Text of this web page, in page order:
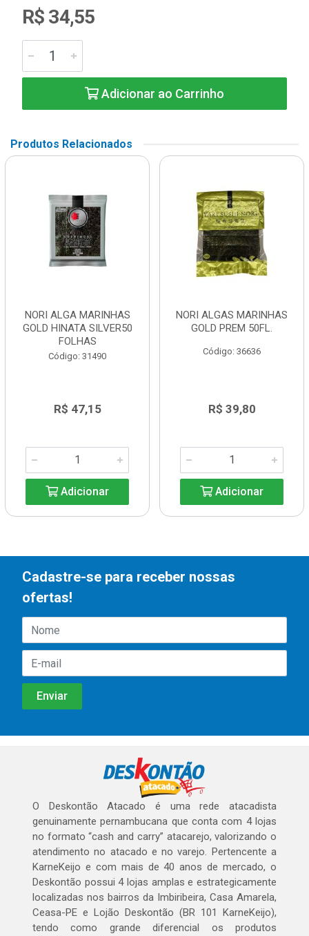
R$ 34,55
Adicionar ao Carrinho
Produtos Relacionados
NORI ALGA MARINHAS
GOLD HINATA SILVER50
FOLHAS
Código: 31490
R$ 47,15
Adicionar
NORI ALGAS MARINHAS
GOLD PREM 50FL.
Código: 36636
R$ 39,80
Adicionar
Cadastre-se para receber nossas
ofertas!
O Deskontão Atacado é uma rede atacadista
genuinamente pernambucana que conta com 4 lojas
no formato “cash and carry” atacarejo, valorizando o
atendimento no atacado e no varejo. Pertencente a
KarneKeijo e com mais de 40 anos de mercado, o
Deskontão possui 4 lojas amplas e estrategicamente
localizadas nos bairros da Imbiribeira, Casa Amarela,
Ceasa-PE e Lojão Deskontão (BR 101 KarneKeijo),
tendo como grande diferencial os produtos